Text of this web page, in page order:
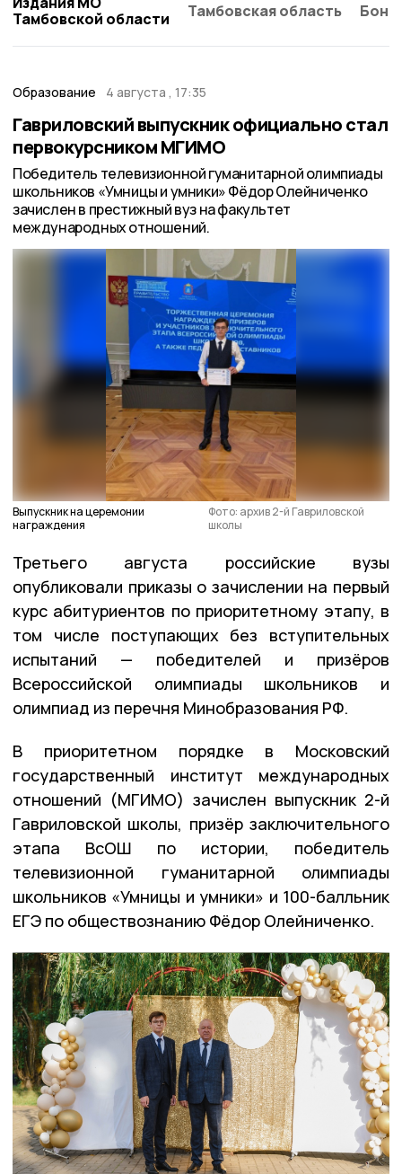
Тамбовской области
Тамбовская область
Образование 4 августа , 17:35
Гавриловский выпускник официально стал
первокурсником МГИМО
Победитель телевизионной гуманитарной олимпиады
школьников «Умницы и умники» Фёдор Олейниченко
зачислен в престижный вуз на факультет
международных отношений.
Выпускник на церемонии
награждения
Фото: архив 2-й Гавриловской
школы
Третьего августа российские вузы
опубликовали приказы о зачислении на первый
курс абитуриентов по приоритетному этапу, в
том числе поступающих без вступительных
испытаний — победителей и призёров
Всероссийской олимпиады школьников и
олимпиад из перечня Минобразования РФ.
В приоритетном порядке в Московский
государственный институт международных
отношений (МГИМО) зачислен выпускник 2-й
Гавриловской школы, призёр заключительного
этапа ВсОШ по истории, победитель
телевизионной гуманитарной олимпиады
школьников «Умницы и умники» и 100-балльник
ЕГЭ по обществознанию Фёдор Олейниченко.